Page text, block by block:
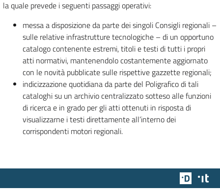
la quale prevede i seguenti passaggi operativi:
messa a disposizione da parte dei singoli Consigli regionali –
sulle relative infrastrutture tecnologiche – di un opportuno
catalogo contenente estremi, titoli e testi di tutti i propri
atti normativi, mantenendolo costantemente aggiornato
con le novità pubblicate sulle rispettive gazzette regionali;
indicizzazione quotidiana da parte del Poligrafico di tali
cataloghi su un archivio centralizzato sotteso alle funzioni
di ricerca e in grado per gli atti ottenuti in risposta di
visualizzarne i testi direttamente all’interno dei
corrispondenti motori regionali.
Team